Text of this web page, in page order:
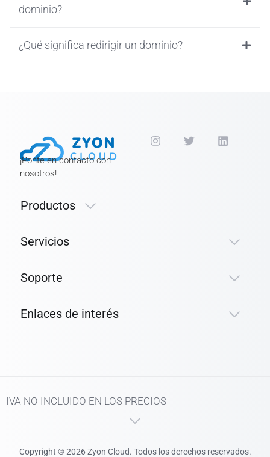
dominio?
¿Qué significa redirigir un dominio?
¡Ponte en contacto con
nosotros!
Productos
Servicios
Soporte
Enlaces de interés
Copyright © 2026 Zyon Cloud. Todos los derechos reservados.
IVA NO INCLUIDO EN LOS PRECIOS